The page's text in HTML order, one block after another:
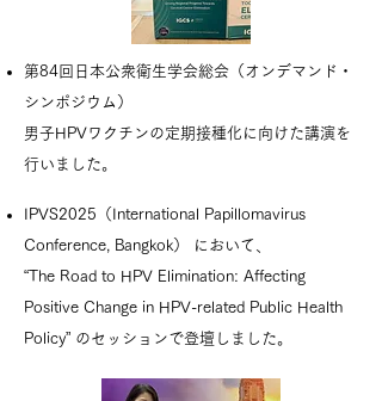
第84回日本公衆衛生学会総会（オンデマンド・
シンポジウム）
男子HPVワクチンの定期接種化に向けた講演を
行いました。
IPVS2025（International Papillomavirus
Conference, Bangkok） において、
“The Road to HPV Elimination: Affecting
Positive Change in HPV-related Public Health
Policy” のセッションで登壇しました。